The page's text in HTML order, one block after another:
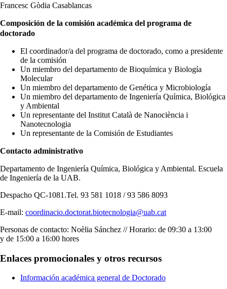
Francesc Gòdia Casablancas
Composición de la comisión académica del programa de
doctorado
El coordinador/a del programa de doctorado, como a presidente
de la comisión
Un miembro del departamento de Bioquímica y Biología
Molecular
Un miembro del departamento de Genética y Microbiología
Un miembro del departamento de Ingeniería Química, Biológica
y Ambiental
Un representante del Institut Català de Nanociència i
Nanotecnologia
Un representante de la Comisión de Estudiantes
Contacto administrativo
Departamento de Ingeniería Química, Biológica y Ambiental. Escuela
de Ingeniería de la UAB.
Despacho QC-1081.Tel. 93 581 1018 / 93 586 8093
E-mail: coordinacio.doctorat.biotecnologia@uab.cat
Personas de contacto: Noèlia Sánchez // Horario: de 09:30 a 13:00
y de 15:00 a 16:00 hores
Enlaces promocionales y otros recursos
Información académica general de Doctorado